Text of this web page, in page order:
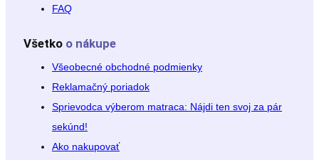
FAQ
Všetko o nákupe
Všeobecné obchodné podmienky
Reklamačný poriadok
Sprievodca výberom matraca: Nájdi ten svoj za pár
sekúnd!
Ako nakupovať